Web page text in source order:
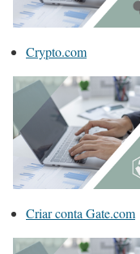
Crypto.com
Criar conta Gate.com